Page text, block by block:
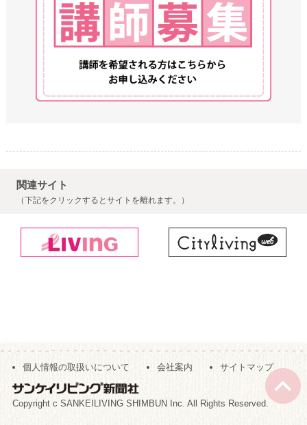
関連サイト
（下記をクリックするとサイトを離れます。）
個人情報の取扱いについて 会社案内 サイトマップ
Copyright c SANKEILIVING SHIMBUN Inc. All Rights Reserved.